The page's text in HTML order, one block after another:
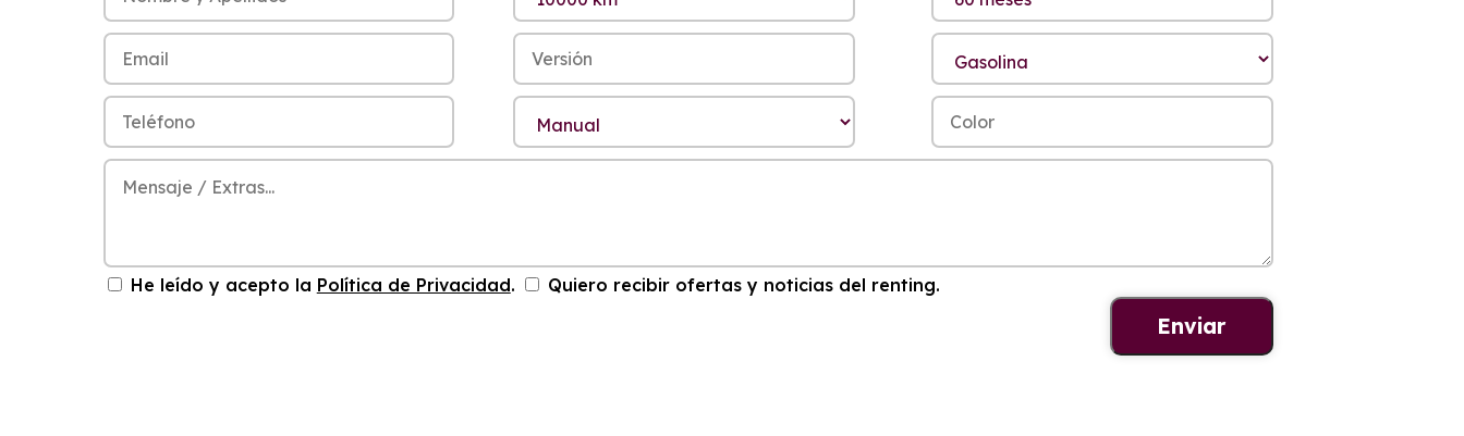
He leído y acepto la Política de Privacidad. Quiero recibir ofertas y noticias del renting.